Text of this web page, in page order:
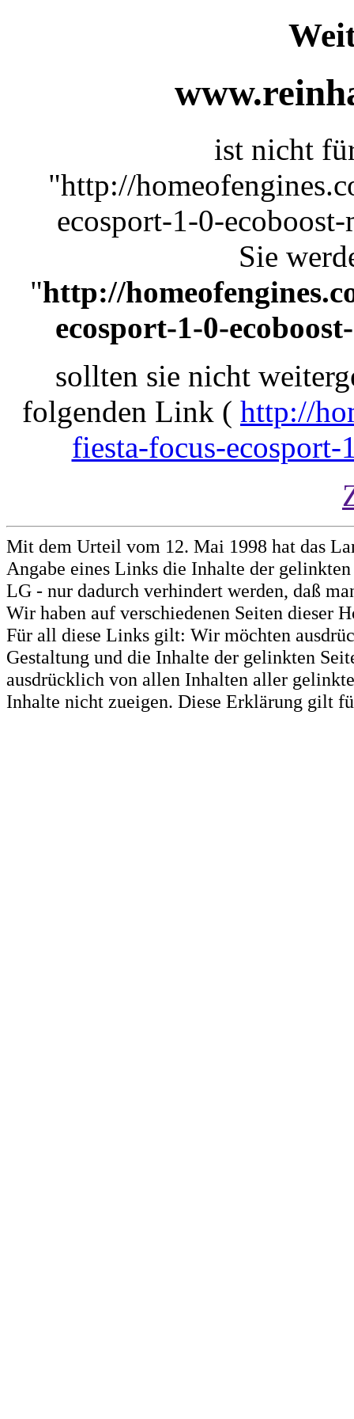
ist nicht
"http://
ecosport-1-0-
Sie
"http://
ecosport-1-0-
sollten sie nicht
folgenden Link ( http://
fiesta-focus-
Mit dem Urteil vom 12. Mai 1998 hat das
Angabe eines Links die Inhalte der
LG - nur dadurch verhindert werden, daß
Wir haben auf verschiedenen Seiten dieser
Für all diese Links gilt: Wir möchten
Gestaltung und die Inhalte der gelinkten
ausdrücklich von allen Inhalten aller
Inhalte nicht zueigen. Diese Erklärung gilt